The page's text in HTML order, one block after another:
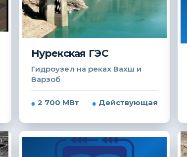
Нурекская ГЭС
Гидроузел на реках Вахш и
Варзоб
2 700 МВт Действующая